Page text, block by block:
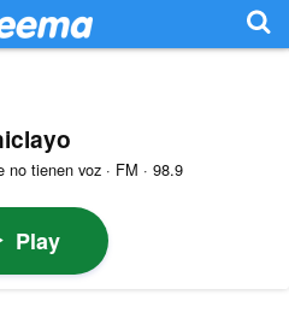
no tienen voz · FM · 98.9
Play